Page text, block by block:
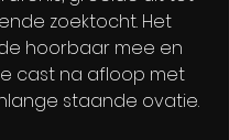
zoektocht. Het
hoorbaar mee en
cast na afloop met
staande ovatie.